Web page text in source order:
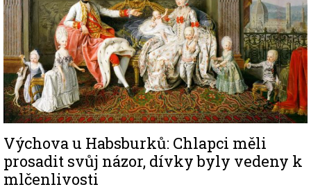
Výchova u Habsburků: Chlapci měli
prosadit svůj názor, dívky byly vedeny k
mlčenlivosti